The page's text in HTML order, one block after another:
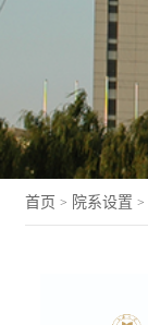
首页 > 院系设置 >